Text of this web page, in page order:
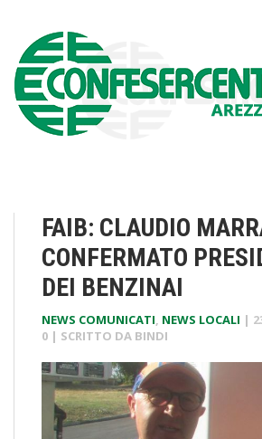
FAIB: CLAUDIO
CONFERMATO
DEI BENZINAI
NEWS COMUNICATI, NEWS LOCALI |
0 | SCRITTO DA BINDI